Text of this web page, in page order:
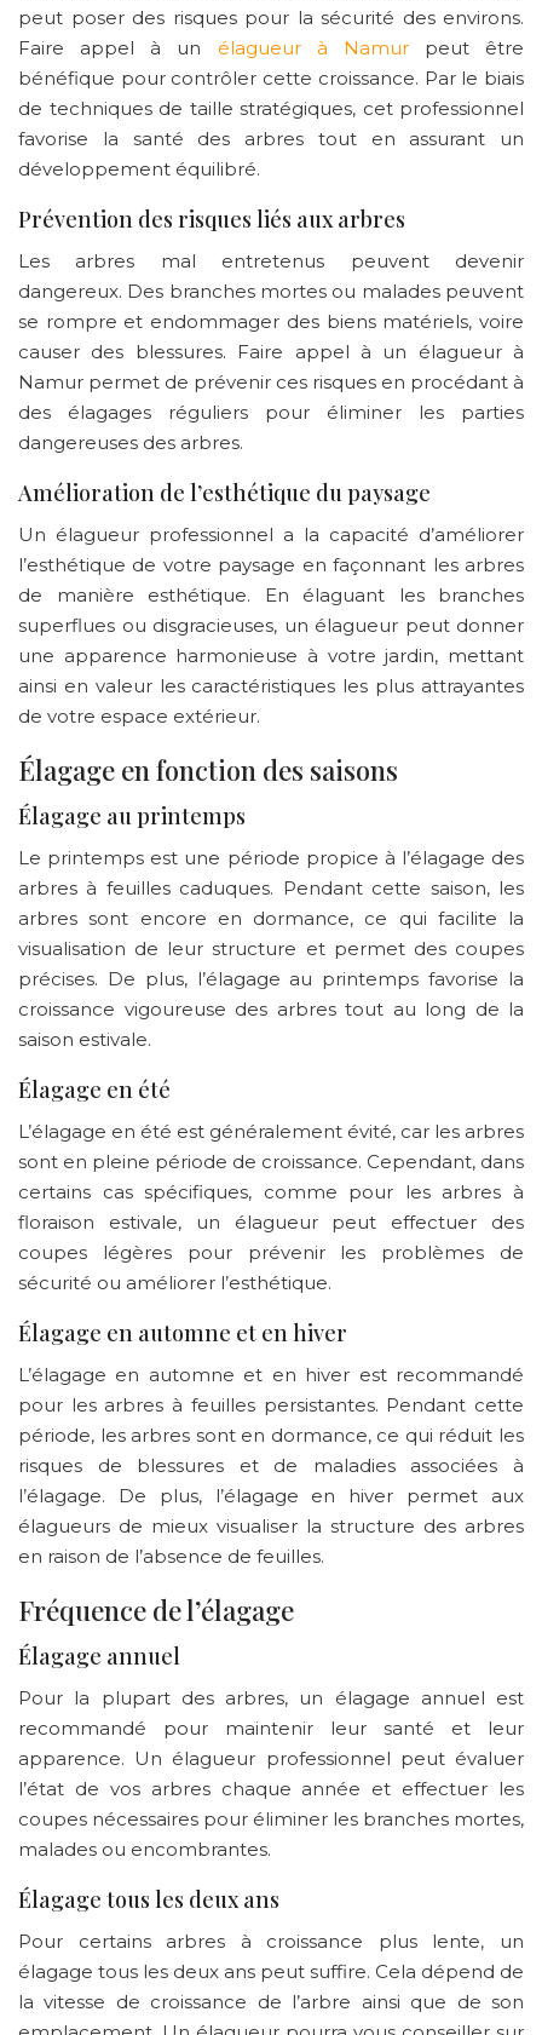
peut poser des risques pour la sécurité des environs.
Faire appel à un élagueur à Namurpeut être
bénéfique pour contrôler cette croissance. Par le biais
de techniques de taille stratégiques, cet professionnel
favorise la santé des arbres tout en assurant un
développement équilibré.
Prévention des risques liés aux arbres
Les arbres mal entretenus peuvent devenir
dangereux. Des branches mortes ou malades peuvent
se rompre et endommager des biens matériels, voire
causer des blessures. Faire appel à un élagueur à
Namur permet de prévenir ces risques en procédant à
des élagages réguliers pour éliminer les parties
dangereuses des arbres.
Amélioration de l’esthétique du paysage
Un élagueur professionnel a la capacité d’améliorer
l’esthétique de votre paysage en façonnant les arbres
de manière esthétique. En élaguant les branches
superflues ou disgracieuses, un élagueur peut donner
une apparence harmonieuse à votre jardin, mettant
ainsi en valeur les caractéristiques les plus attrayantes
de votre espace extérieur.
Élagage en fonction des saisons
Élagage au printemps
Le printemps est une période propice à l’élagage des
arbres à feuilles caduques. Pendant cette saison, les
arbres sont encore en dormance, ce qui facilite la
visualisation de leur structure et permet des coupes
précises. De plus, l’élagage au printemps favorise la
croissance vigoureuse des arbres tout au long de la
saison estivale.
Élagage en été
L’élagage en été est généralement évité, car les arbres
sont en pleine période de croissance. Cependant, dans
certains cas spécifiques, comme pour les arbres à
floraison estivale, un élagueur peut effectuer des
coupes légères pour prévenir les problèmes de
sécurité ou améliorer l’esthétique.
Élagage en automne et en hiver
L’élagage en automne et en hiver est recommandé
pour les arbres à feuilles persistantes. Pendant cette
période, les arbres sont en dormance, ce qui réduit les
risques de blessures et de maladies associées à
l’élagage. De plus, l’élagage en hiver permet aux
élagueurs de mieux visualiser la structure des arbres
en raison de l’absence de feuilles.
Fréquence de l’élagage
Élagage annuel
Pour la plupart des arbres, un élagage annuel est
recommandé pour maintenir leur santé et leur
apparence. Un élagueur professionnel peut évaluer
l’état de vos arbres chaque année et effectuer les
coupes nécessaires pour éliminer les branches mortes,
malades ou encombrantes.
Élagage tous les deux ans
Pour certains arbres à croissance plus lente, un
élagage tous les deux ans peut suffire. Cela dépend de
la vitesse de croissance de l’arbre ainsi que de son